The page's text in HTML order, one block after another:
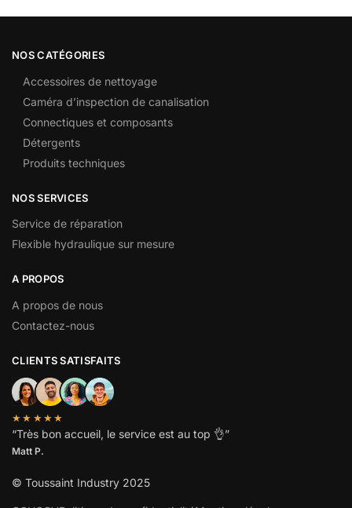
NOS CATÉGORIES
Accessoires de nettoyage
Caméra d’inspection de canalisation
Connectiques et composants
Détergents
Produits techniques
NOS SERVICES
Service de réparation
Flexible hydraulique sur mesure
A PROPOS
A propos de nous
Contactez-nous
CLIENTS SATISFAITS
★★★★★
“Très bon accueil, le service est au top 👌”
Matt P.
© Toussaint Industry 2025